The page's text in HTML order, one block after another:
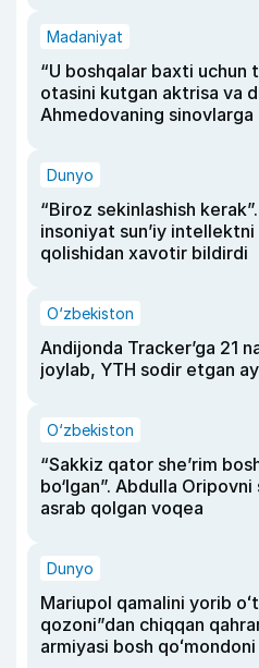
Madaniyat
“U boshqalar baxti uchun
otasini kutgan aktrisa va
Ahmedovaning sinovlarga
Dunyo
“Biroz sekinlashish
insoniyat sun’iy
qolishidan xavotir bildirdi
O‘zbekiston
Andijonda Tracker’ga 21
joylab, YTH sodir etgan
O‘zbekiston
“Sakkiz qator she’rim
bo‘lgan”. Abdulla
asrab qolgan voqea
Dunyo
Mariupol qamalini yorib
qozoni”dan chiqqan
armiyasi bosh